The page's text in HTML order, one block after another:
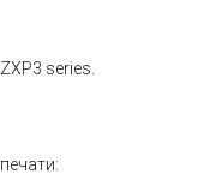
ZXP3 series.
печати: